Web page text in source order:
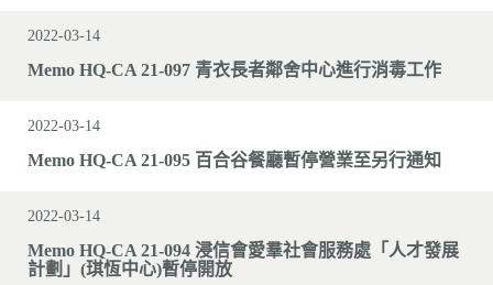
2022-03-14
Memo HQ-CA 21-097 青衣長者鄰舍中心進行消毒工作
2022-03-14
Memo HQ-CA 21-095 百合谷餐廳暫停營業至另行通知
2022-03-14
Memo HQ-CA 21-094 浸信會愛羣社會服務處「人才發展
計劃」(琪恆中心)暫停開放